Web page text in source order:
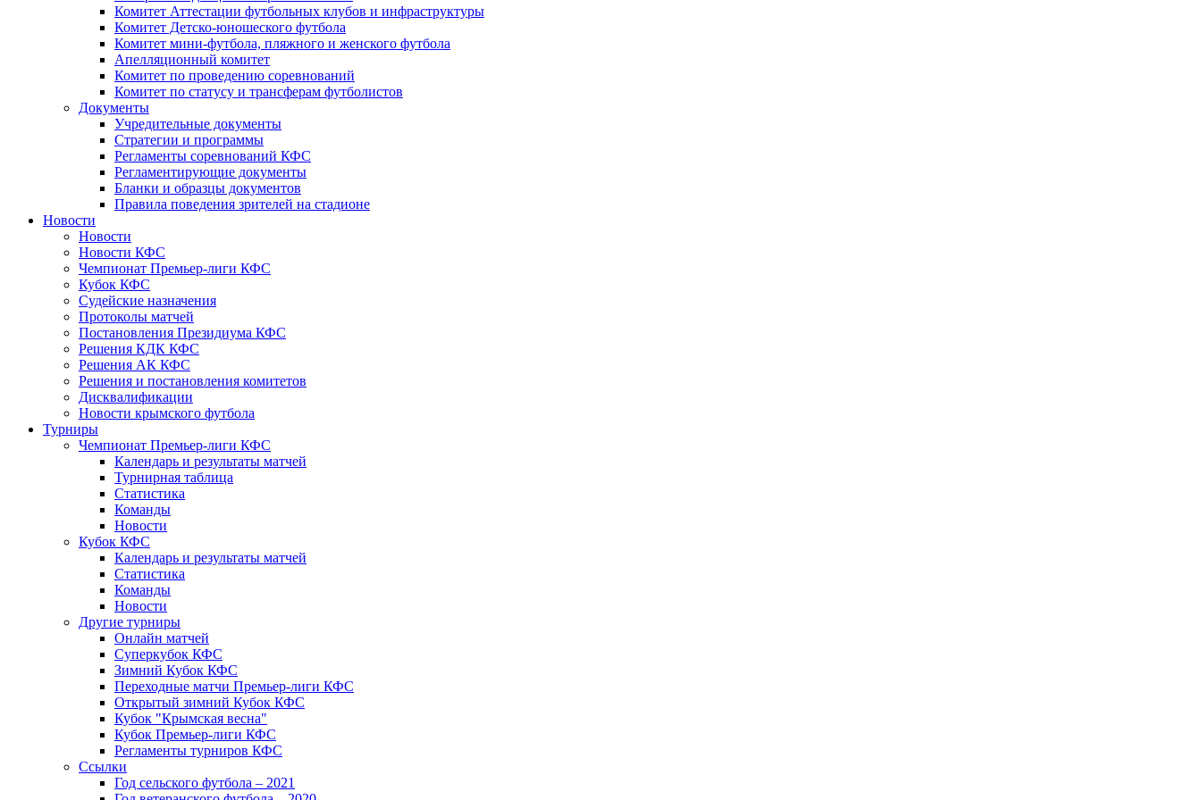
Комитет Аттестации футбольных клубов и инфраструктуры
Комитет Детско-юношеского футбола
Комитет мини-футбола, пляжного и женского футбола
Апелляционный комитет
Комитет по проведению соревнований
Комитет по статусу и трансферам футболистов
Документы
Учредительные документы
Стратегии и программы
Регламенты соревнований КФС
Регламентирующие документы
Бланки и образцы документов
Правила поведения зрителей на стадионе
Новости
Новости
Новости КФС
Чемпионат Премьер-лиги КФС
Кубок КФС
Судейские назначения
Протоколы матчей
Постановления Президиума КФС
Решения КДК КФС
Решения АК КФС
Решения и постановления комитетов
Дисквалификации
Новости крымского футбола
Турниры
Чемпионат Премьер-лиги КФС
Календарь и результаты матчей
Турнирная таблица
Статистика
Команды
Новости
Кубок КФС
Календарь и результаты матчей
Статистика
Команды
Новости
Другие турниры
Онлайн матчей
Суперкубок КФС
Зимний Кубок КФС
Переходные матчи Премьер-лиги КФС
Открытый зимний Кубок КФС
Кубок "Крымская весна"
Кубок Премьер-лиги КФС
Регламенты турниров КФС
Ссылки
Год сельского футбола – 2021